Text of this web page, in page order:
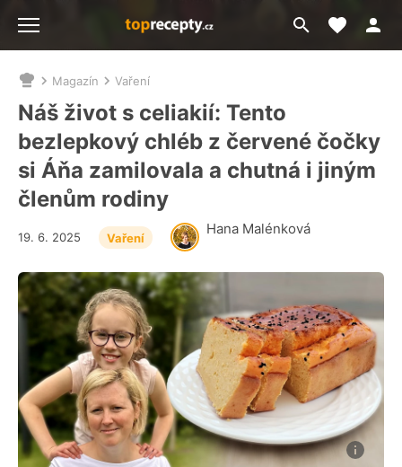
Přejít
na
Moje
Nacházíte
se
zde:
Magazín Vaření
Náš život s celiakií: Tento
bezlepkový chléb z červené čočky
si Áňa zamilovala a chutná i jiným
členům rodiny
Hana Malénková
19. 6. 2025 Vaření